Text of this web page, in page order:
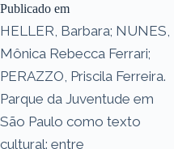
Publicado em
HELLER, Barbara; NUNES,
Mônica Rebecca Ferrari;
PERAZZO, Priscila Ferreira.
Parque da Juventude em
São Paulo como texto
cultural: entre